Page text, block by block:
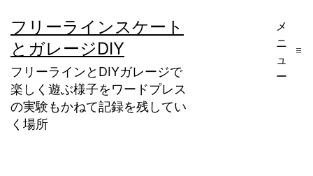
ン
テ
ン
ツ
フリーラインスケート
とガレージDIY
フリーラインとDIYガレージで
楽しく遊ぶ様子をワードプレス
の実験もかねて記録を残してい
く場所
メ
ニ
ュ
ー